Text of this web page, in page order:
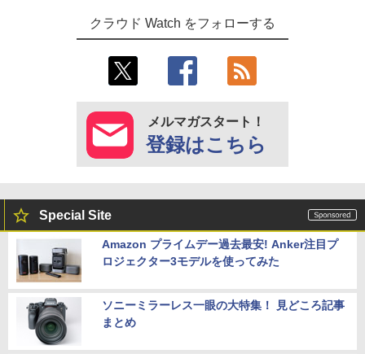
クラウド Watch をフォローする
メルマガスタート！
登録はこちら
Special Site
Amazon プライムデー過去最安! Anker注目プ
ロジェクター3モデルを使ってみた
ソニーミラーレス一眼の大特集！ 見どころ記事
まとめ